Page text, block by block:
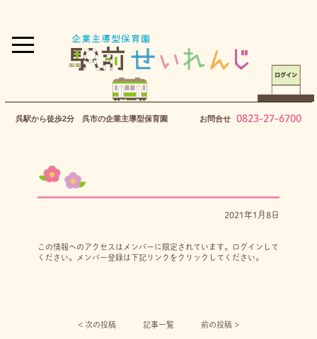
呉駅から徒歩2分 呉市の企業主導型保育園 お問合せ 0823-27-6700
2021年1月8日
この情報へのアクセスはメンバーに限定されています。ログインして
ください。メンバー登録は下記リンクをクリックしてください。
< 次の投稿︎ 記事一覧 前の投稿 >